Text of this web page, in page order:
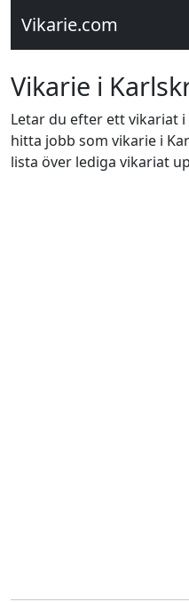
Vikarie.com
Vikarie i
Letar du efter ett vikariat
hitta jobb som vikarie i
lista över lediga vikariat